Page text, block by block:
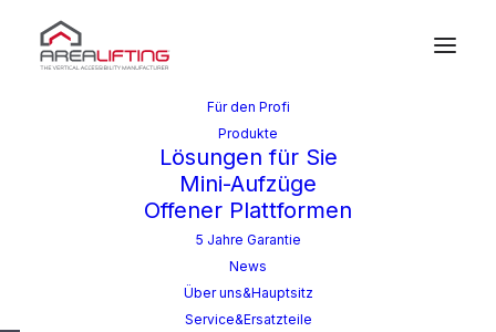
Für den Profi
Produkte
Lösungen für Sie
Mini-Aufzüge
Offener Plattformen
5 Jahre Garantie
News
Über uns&Hauptsitz
Service&Ersatzteile
Home